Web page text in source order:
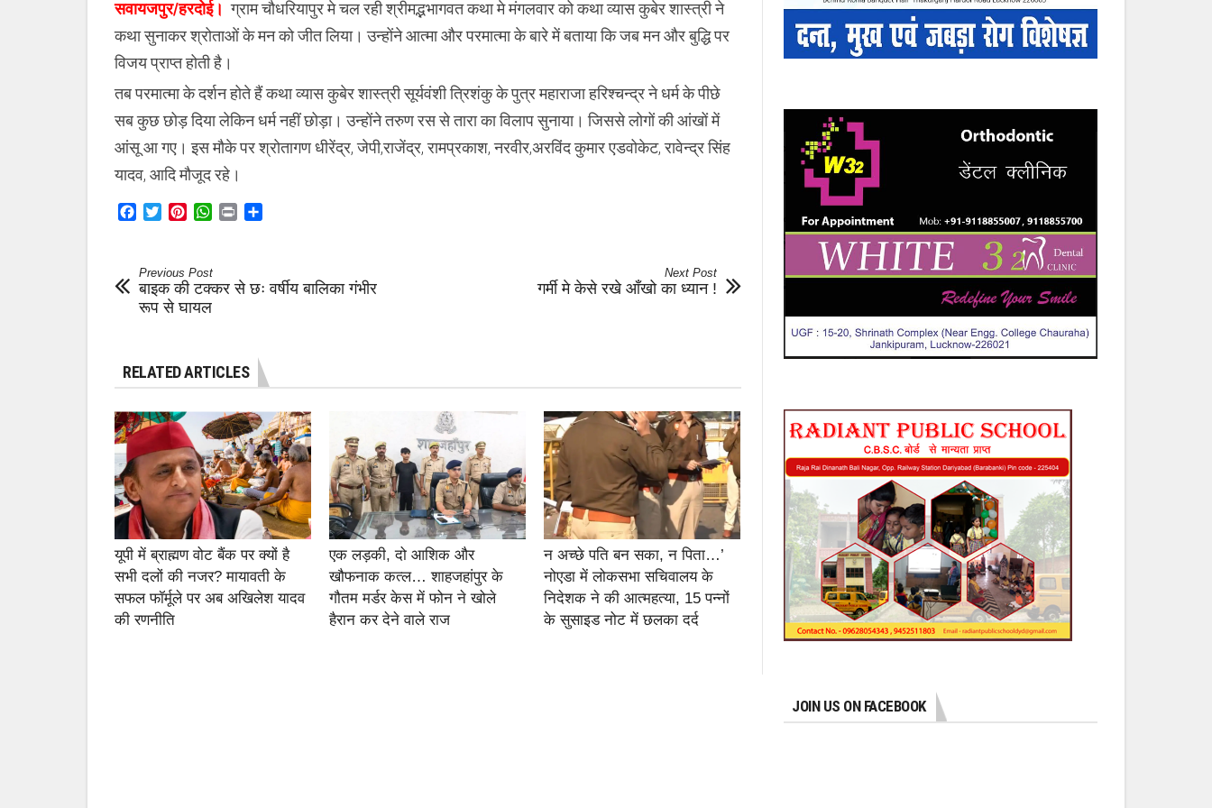
परमात्मा
दर्शन
:
शास्त्री
सवायजपुर/हरदोई। ग्राम चौधरियापुर मे चल रही श्रीमद्भभागवत कथा मे मंगलवार को कथा व्यास कुबेर शास्त्री ने
कथा सुनाकर श्रोताओं के मन को जीत लिया। उन्होंने आत्मा और परमात्मा के बारे में बताया कि जब मन और बुद्धि पर
विजय प्राप्त होती है।
तब परमात्मा के दर्शन होते हैं कथा व्यास कुबेर शास्त्री सूर्यवंशी त्रिशंकु के पुत्र महाराजा हरिश्चन्द्र ने धर्म के पीछे
सब कुछ छोड़ दिया लेकिन धर्म नहीं छोड़ा। उन्होंने तरुण रस से तारा का विलाप सुनाया। जिससे लोगों की आंखों में
आंसू आ गए। इस मौके पर श्रोतागण धीरेंद्र, जेपी,राजेंद्र, रामप्रकाश, नरवीर,अरविंद कुमार एडवोकेट, रावेन्द्र सिंह
यादव, आदि मौजूद रहे।
Facebook
TwitterPinterestWhatsApp
Print
Previous Post
बाइक की टक्कर से छः वर्षीय बालिका गंभीर
रूप से घायल
Next Post
गर्मी मे केसे रखे आँखो का ध्यान !
RELATED ARTICLES
यूपी में ब्राह्मण वोट बैंक पर क्यों है
सभी दलों की नजर? मायावती के
सफल फॉर्मूले पर अब अखिलेश यादव
की रणनीति
एक लड़की, दो आशिक और
खौफनाक कत्ल… शाहजहांपुर के
गौतम मर्डर केस में फोन ने खोले
हैरान कर देने वाले राज
न अच्छे पति बन सका, न पिता…’
नोएडा में लोकसभा सचिवालय के
निदेशक ने की आत्महत्या, 15 पन्नों
के सुसाइड नोट में छलका दर्द
JOIN US ON FACEBOOK